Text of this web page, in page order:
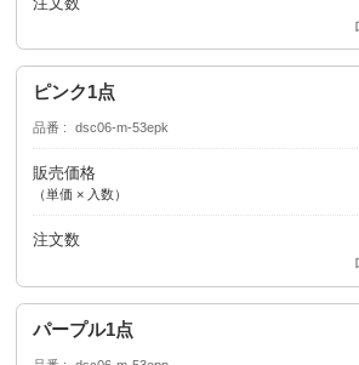
ピンク1点
品番 dsc06-m-53epk
販売価格
（単価 × 入数）
注文数
パープル1点